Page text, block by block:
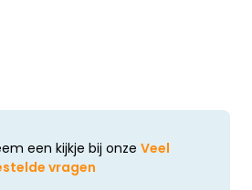
een kijkje bij onze Veel
vragen